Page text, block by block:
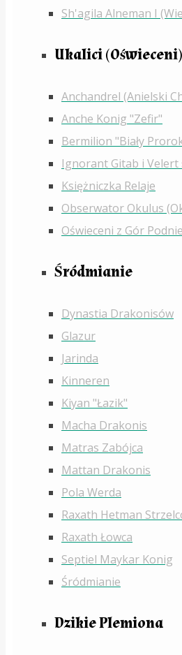
Sh'agila Alneman I
Ukalici (Oświeceni)
Anchandrel (Anielski
Anche Konig "Zefir"
Bermilion "Biały
Ignorant Gitab i Velert
Księżniczka Relaje
Obserwator Okulus
Oświeceni z Gór
Śródmianie
Dynastia Drakonisów
Glazur
Jarinda
Kinneren
Kiyan "Łazik"
Macha Drakonis
Matras Zabójca
Mattan Drakonis
Pola Werda
Raxath Hetman
Raxath Łowca
Septiel Maykar Konig
Śródmianie
Dzikie Plemiona